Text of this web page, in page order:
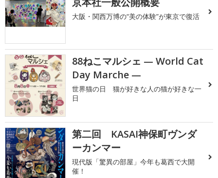
大阪・関西万博の“美の体験”が東京で復活
88ねこマルシェ — World Cat
Day Marche —
世界猫の日 猫が好きな人の猫が好きな一
日
第二回 KASAI神保町ヴンダ
ーカンマー
現代版「驚異の部屋」今年も葛西で大開
催！